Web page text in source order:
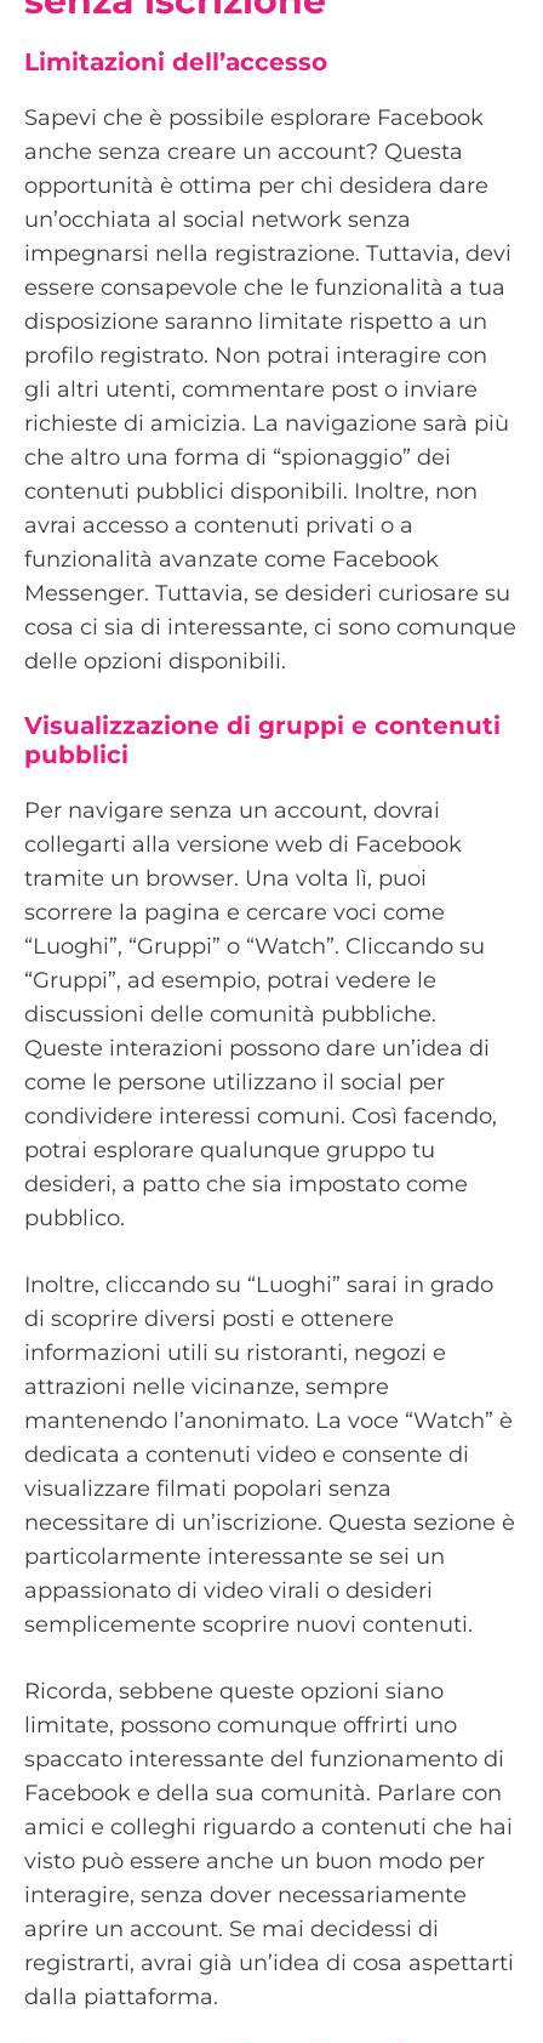
Limitazioni dell’accesso
Sapevi che è possibile esplorare Facebook
anche senza creare un account? Questa
opportunità è ottima per chi desidera dare
un’occhiata al social network senza
impegnarsi nella registrazione. Tuttavia, devi
essere consapevole che le funzionalità a tua
disposizione saranno limitate rispetto a un
profilo registrato. Non potrai interagire con
gli altri utenti, commentare post o inviare
richieste di amicizia. La navigazione sarà più
che altro una forma di “spionaggio” dei
contenuti pubblici disponibili. Inoltre, non
avrai accesso a contenuti privati o a
funzionalità avanzate come Facebook
Messenger. Tuttavia, se desideri curiosare su
cosa ci sia di interessante, ci sono comunque
delle opzioni disponibili.
Visualizzazione di gruppi e contenuti
pubblici
Per navigare senza un account, dovrai
collegarti alla versione web di Facebook
tramite un browser. Una volta lì, puoi
scorrere la pagina e cercare voci come
“Luoghi”, “Gruppi” o “Watch”. Cliccando su
“Gruppi”, ad esempio, potrai vedere le
discussioni delle comunità pubbliche.
Queste interazioni possono dare un’idea di
come le persone utilizzano il social per
condividere interessi comuni. Così facendo,
potrai esplorare qualunque gruppo tu
desideri, a patto che sia impostato come
pubblico.
Inoltre, cliccando su “Luoghi” sarai in grado
di scoprire diversi posti e ottenere
informazioni utili su ristoranti, negozi e
attrazioni nelle vicinanze, sempre
mantenendo l’anonimato. La voce “Watch” è
dedicata a contenuti video e consente di
visualizzare filmati popolari senza
necessitare di un’iscrizione. Questa sezione è
particolarmente interessante se sei un
appassionato di video virali o desideri
semplicemente scoprire nuovi contenuti.
Ricorda, sebbene queste opzioni siano
limitate, possono comunque offrirti uno
spaccato interessante del funzionamento di
Facebook e della sua comunità. Parlare con
amici e colleghi riguardo a contenuti che hai
visto può essere anche un buon modo per
interagire, senza dover necessariamente
aprire un account. Se mai decidessi di
registrarti, avrai già un’idea di cosa aspettarti
dalla piattaforma.